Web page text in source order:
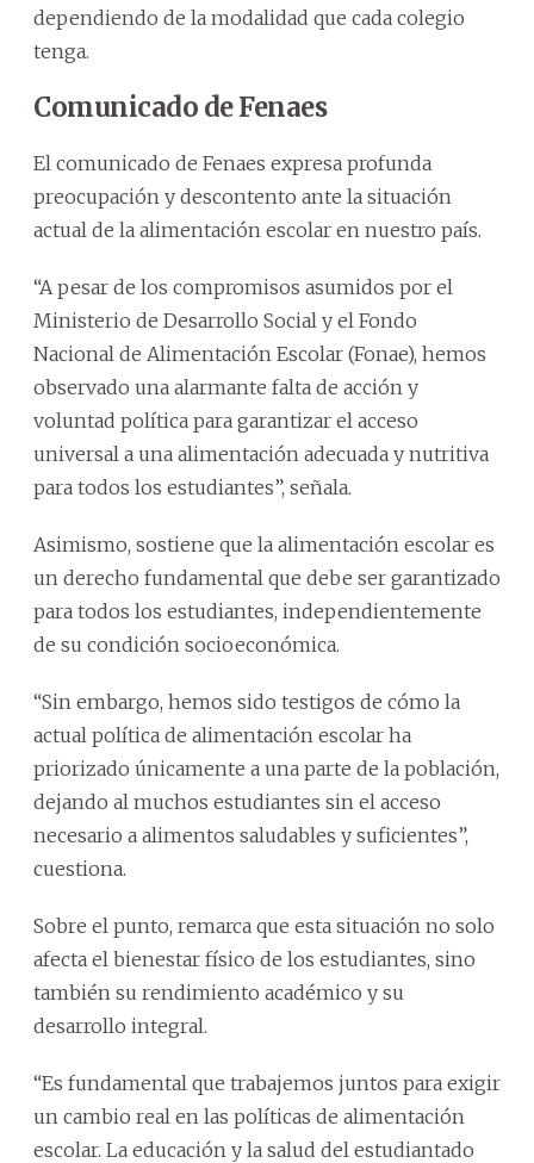
dependiendo de la modalidad que cada colegio
tenga.
Comunicado de Fenaes
El comunicado de Fenaes expresa profunda
preocupación y descontento ante la situación
actual de la alimentación escolar en nuestro país.
“A pesar de los compromisos asumidos por el
Ministerio de Desarrollo Social y el Fondo
Nacional de Alimentación Escolar (Fonae), hemos
observado una alarmante falta de acción y
voluntad política para garantizar el acceso
universal a una alimentación adecuada y nutritiva
para todos los estudiantes”, señala.
Asimismo, sostiene que la alimentación escolar es
un derecho fundamental que debe ser garantizado
para todos los estudiantes, independientemente
de su condición socioeconómica.
“Sin embargo, hemos sido testigos de cómo la
actual política de alimentación escolar ha
priorizado únicamente a una parte de la población,
dejando al muchos estudiantes sin el acceso
necesario a alimentos saludables y suficientes”,
cuestiona.
Sobre el punto, remarca que esta situación no solo
afecta el bienestar físico de los estudiantes, sino
también su rendimiento académico y su
desarrollo integral.
“Es fundamental que trabajemos juntos para exigir
un cambio real en las políticas de alimentación
escolar. La educación y la salud del estudiantado